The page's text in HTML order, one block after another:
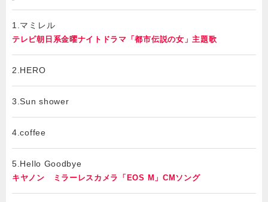
1.マミレル
テレビ朝日系金曜ナイトドラマ「都市伝説の女」主題歌
2.HERO
3.Sun shower
4.coffee
5.Hello Goodbye
キヤノン ミラーレスカメラ「EOS M」CMソング